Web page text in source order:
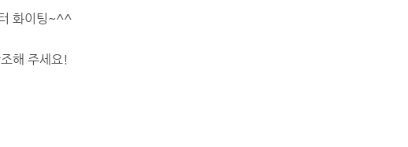
화이팅~^^
해 주세요!